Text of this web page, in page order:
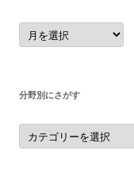
月
別
に
分野別にさがす
分
野
別